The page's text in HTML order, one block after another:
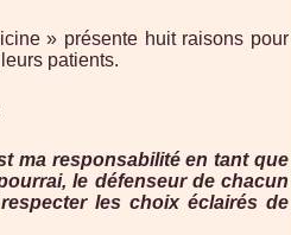
» présente huit raisons pour
patients.
ma responsabilité en tant que
le défenseur de chacun
les choix éclairés de